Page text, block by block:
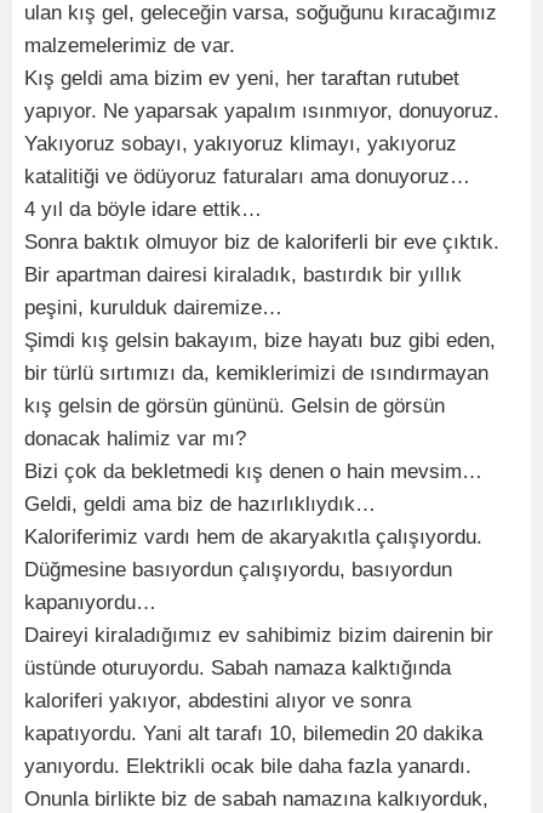
ulan kış gel, geleceğin varsa, soğuğunu kıracağımız
malzemelerimiz de var.
Kış geldi ama bizim ev yeni, her taraftan rutubet
yapıyor. Ne yaparsak yapalım ısınmıyor, donuyoruz.
Yakıyoruz sobayı, yakıyoruz klimayı, yakıyoruz
katalitiği ve ödüyoruz faturaları ama donuyoruz…
4 yıl da böyle idare ettik…
Sonra baktık olmuyor biz de kaloriferli bir eve çıktık.
Bir apartman dairesi kiraladık, bastırdık bir yıllık
peşini, kurulduk dairemize…
Şimdi kış gelsin bakayım, bize hayatı buz gibi eden,
bir türlü sırtımızı da, kemiklerimizi de ısındırmayan
kış gelsin de görsün gününü. Gelsin de görsün
donacak halimiz var mı?
Bizi çok da bekletmedi kış denen o hain mevsim…
Geldi, geldi ama biz de hazırlıklıydık…
Kaloriferimiz vardı hem de akaryakıtla çalışıyordu.
Düğmesine basıyordun çalışıyordu, basıyordun
kapanıyordu…
Daireyi kiraladığımız ev sahibimiz bizim dairenin bir
üstünde oturuyordu. Sabah namaza kalktığında
kaloriferi yakıyor, abdestini alıyor ve sonra
kapatıyordu. Yani alt tarafı 10, bilemedin 20 dakika
yanıyordu. Elektrikli ocak bile daha fazla yanardı.
Onunla birlikte biz de sabah namazına kalkıyorduk,